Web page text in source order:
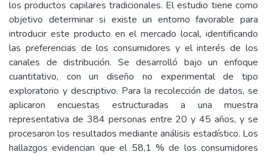
los productos capilares tradicionales. El estudio tiene como
objetivo determinar si existe un entorno favorable para
introducir este producto en el mercado local, identificando
las preferencias de los consumidores y el interés de los
canales de distribución. Se desarrolló bajo un enfoque
cuantitativo, con un diseño no experimental de tipo
exploratorio y descriptivo. Para la recolección de datos, se
aplicaron encuestas estructuradas a una muestra
representativa de 384 personas entre 20 y 45 años, y se
procesaron los resultados mediante análisis estadístico. Los
hallazgos evidencian que el 58,1 % de los consumidores